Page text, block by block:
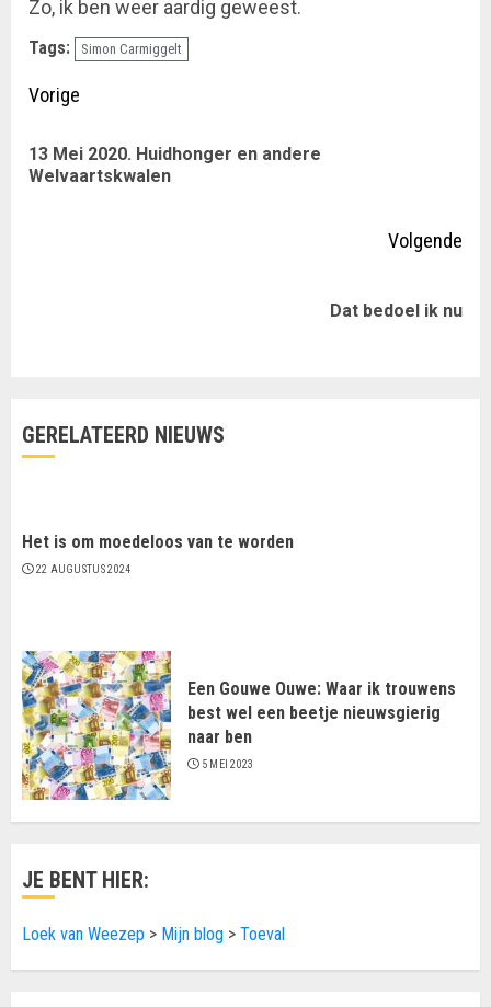
Zo, ik ben weer aardig geweest.
Tags: Simon Carmiggelt
Doorgaan
lezen
Vorige
13 Mei 2020. Huidhonger en andere
Welvaartskwalen
Volgende
Dat bedoel ik nu
GERELATEERD NIEUWS
Het is om moedeloos van te worden
22 AUGUSTUS 2024
Een Gouwe Ouwe: Waar ik trouwens
best wel een beetje nieuwsgierig
naar ben
5 MEI 2023
JE BENT HIER:
Loek van Weezep > Mijn blog > Toeval